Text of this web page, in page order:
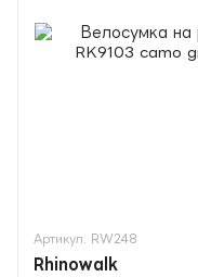
Артикул: RW248
Rhinowalk